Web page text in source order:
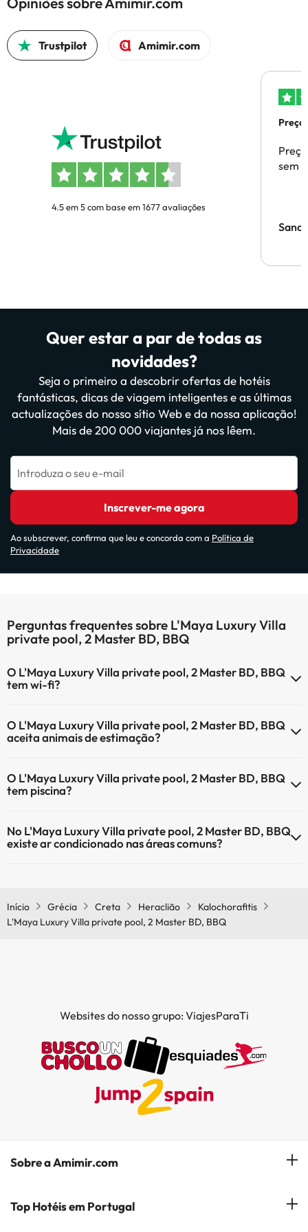
Trustpilot Amimir.com
4.5 em 5 com base em 1677 avaliações
sem
Quer estar a par de todas as
novidades?
Seja o primeiro a descobrir ofertas de hotéis
fantásticas, dicas de viagem inteligentes e as últimas
actualizações do nosso sítio Web e da nossa aplicação!
Mais de 200 000 viajantes já nos lêem.
Introduza o seu e-mail
Inscrever-me agora
Ao subscrever, confirma que leu e concorda com a Política de
Privacidade
Perguntas frequentes sobre L'Maya Luxury Villa
private pool, 2 Master BD, BBQ
O L'Maya Luxury Villa private pool, 2 Master BD, BBQ
tem wi-fi?
O L'Maya Luxury Villa private pool, 2 Master BD, BBQ
aceita animais de estimação?
animais de estimação.
O L'Maya Luxury Villa private pool, 2 Master BD, BBQ
tem piscina?
(pode ter custo adicional). Aqui tem mais info sobre a piscina e
outras facilidades.
No L'Maya Luxury Villa private pool, 2 Master BD, BBQ
existe ar condicionado nas áreas comuns?
Início
Grécia Creta Heraclião
Kalochorafitis
L'Maya Luxury Villa private pool, 2 Master BD, BBQ
Websites do nosso grupo: ViajesParaTi
Sobre a Amimir.com
Quem somos?
Top Hotéis em Portugal